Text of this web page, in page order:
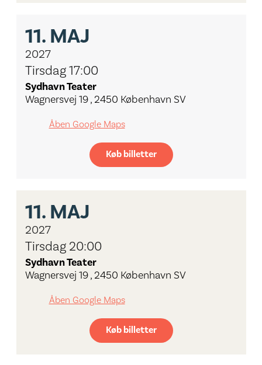
11. MAJ
2027
Tirsdag 17:00
Sydhavn Teater
Wagnersvej 19 , 2450 København SV
Åben Google Maps
Køb billetter
11. MAJ
2027
Tirsdag 20:00
Sydhavn Teater
Wagnersvej 19 , 2450 København SV
Åben Google Maps
Køb billetter